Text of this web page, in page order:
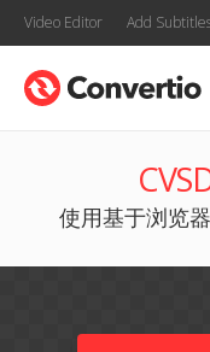
Video Editor Add
使用基于浏览